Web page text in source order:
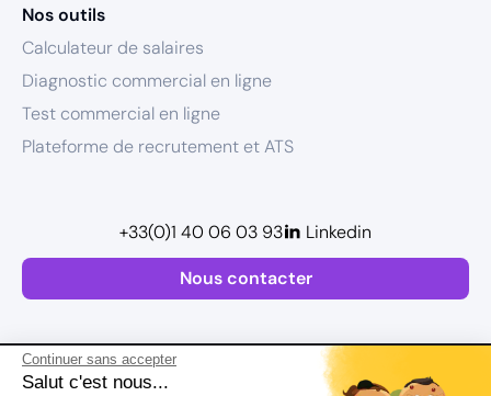
Continuer sans accepter
Salut c'est nous...
Nos outils
Calculateur de salaires
Diagnostic commercial en ligne
Test commercial en ligne
Plateforme de recrutement et ATS
Nous contacter
+33(0)1 40 06 03 93 Linkedin